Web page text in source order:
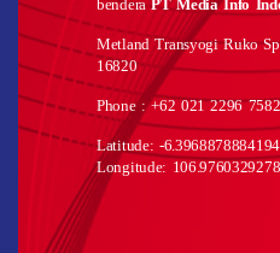
benderaPT Media Info
Metland Transyogi Ruko
16820
Phone : +62 021 2296 7582
Latitude: -
Longitude: